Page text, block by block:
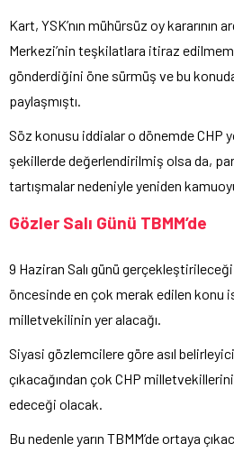
Kart, YSK’nın mühürsüz oy kararının
Merkezi’nin teşkilatlara itiraz
gönderdiğini öne sürmüş ve bu
paylaşmıştı.
Söz konusu iddialar o dönemde CHP
şekillerde değerlendirilmiş olsa da,
tartışmalar nedeniyle yeniden
Gözler Salı Günü TBMM’de
9 Haziran Salı günü
öncesinde en çok merak edilen konu
milletvekilinin yer alacağı.
Siyasi gözlemcilere göre asıl
çıkacağından çok CHP
edeceği olacak.
Bu nedenle yarın TBMM’de ortaya